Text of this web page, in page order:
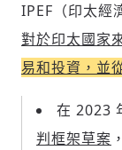
IPEF（印太經
對於印太國家
易和投資，並
在 2023
判框架草案